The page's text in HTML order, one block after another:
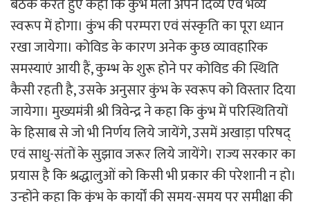
स्वरूप में होगा। कुंभ की परम्परा एवं संस्कृति का पूरा ध्यान
रखा जायेगा। कोविड के कारण अनेक कुछ व्यावहारिक
समस्याएं आयी हैं, कुम्भ के शुरू होने पर कोविड की स्थिति
कैसी रहती है, उसके अनुसार कुंभ के स्वरूप को विस्तार दिया
जायेगा। मुख्यमंत्री श्री त्रिवेन्द्र ने कहा कि कुंभ में परिस्थितियों
के हिसाब से जो भी निर्णय लिये जायेंगे, उसमें अखाड़ा परिषद्
एवं साधु-संतों के सुझाव जरूर लिये जायेंगे। राज्य सरकार का
प्रयास है कि श्रद्धालुओं को किसी भी प्रकार की परेशानी न हो।
उन्होंने कहा कि कुंभ के कार्यों की समय-समय पर समीक्षा की